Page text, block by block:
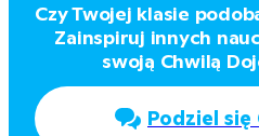
Czy Twojej klasie
Zainspiruj innych
swoją Chwilą
Podziel się